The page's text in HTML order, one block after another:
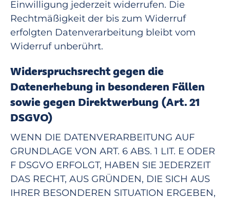
Einwilligung jederzeit widerrufen. Die
Rechtmäßigkeit der bis zum Widerruf
erfolgten Datenverarbeitung bleibt vom
Widerruf unberührt.
Widerspruchsrecht gegen die
Datenerhebung in besonderen Fällen
sowie gegen Direktwerbung (Art. 21
DSGVO)
WENN DIE DATENVERARBEITUNG AUF
GRUNDLAGE VON ART. 6 ABS. 1 LIT. E ODER
F DSGVO ERFOLGT, HABEN SIE JEDERZEIT
DAS RECHT, AUS GRÜNDEN, DIE SICH AUS
IHRER BESONDEREN SITUATION ERGEBEN,